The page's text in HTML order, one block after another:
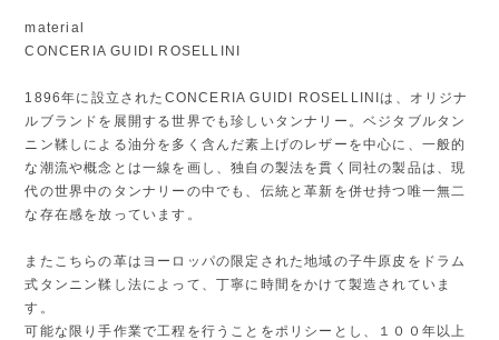
material
CONCERIA GUIDI ROSELLINI
1896年に設立されたCONCERIA GUIDI ROSELLINIは、オリジナ
ルブランドを展開する世界でも珍しいタンナリー。ベジタブルタン
ニン鞣しによる油分を多く含んだ素上げのレザーを中心に、一般的
な潮流や概念とは一線を画し、独自の製法を貫く同社の製品は、現
代の世界中のタンナリーの中でも、伝統と革新を併せ持つ唯一無二
な存在感を放っています。
またこちらの革はヨーロッパの限定された地域の子牛原皮をドラム
式タンニン鞣し法によって、丁寧に時間をかけて製造されていま
す。
可能な限り手作業で工程を行うことをポリシーとし、１００年以上